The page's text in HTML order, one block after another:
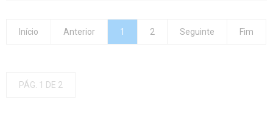
Início Anterior 1 2 Seguinte Fim
PÁG. 1 DE 2